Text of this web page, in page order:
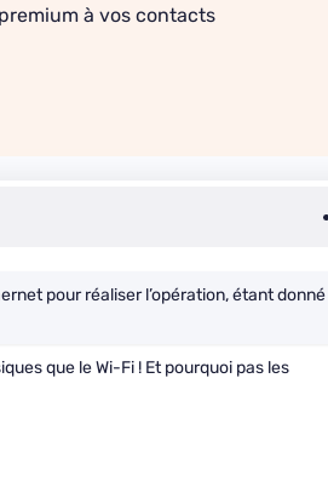
à vos contacts
pour réaliser l’opération, étant donné
que le Wi-Fi ! Et pourquoi pas les